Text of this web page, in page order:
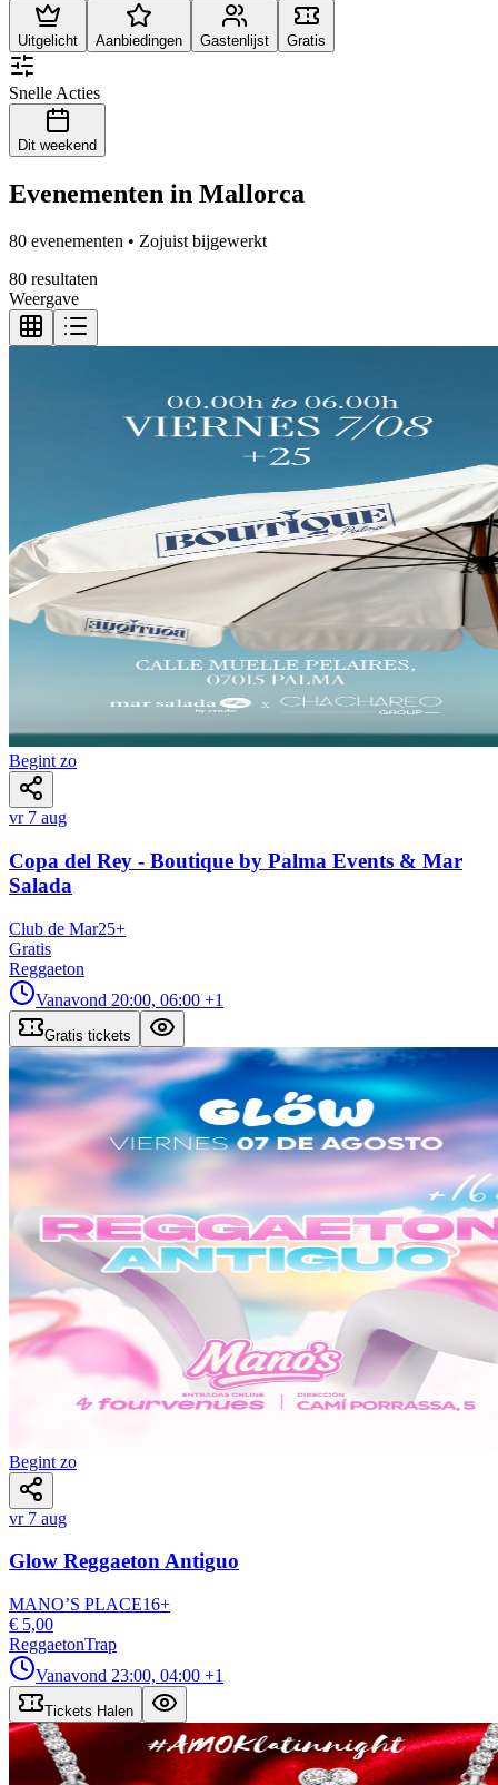
Uitgelicht Aanbiedingen Gastenlijst Gratis
Snelle Acties
Dit weekend
Evenementen in Mallorca
80 evenementen • Zojuist bijgewerkt
80 resultaten
Weergave
Begint zo
vr 7 aug
Copa del Rey - Boutique by Palma Events & Mar
Salada
Club de Mar25+
Gratis
Reggaeton
Vanavond 20:00, 06:00 +1
Gratis tickets
Begint zo
vr 7 aug
Glow Reggaeton Antiguo
MANO’S PLACE16+
€ 5,00
ReggaetonTrap
Vanavond 23:00, 04:00 +1
Tickets Halen